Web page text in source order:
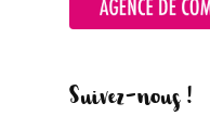
Suivez-nous !